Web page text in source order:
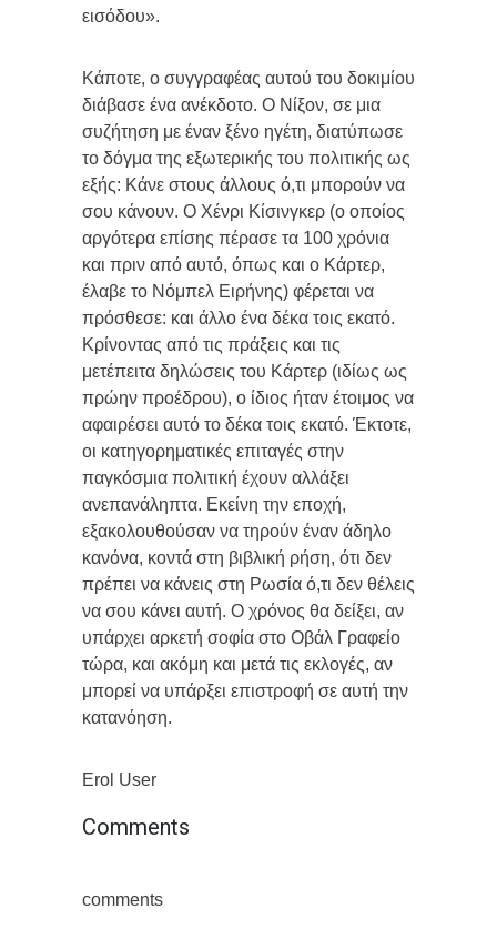
εισόδου».
Κάποτε, ο συγγραφέας αυτού του δοκιμίου
διάβασε ένα ανέκδοτο. Ο Νίξον, σε μια
συζήτηση με έναν ξένο ηγέτη, διατύπωσε
το δόγμα της εξωτερικής του πολιτικής ως
εξής: Κάνε στους άλλους ό,τι μπορούν να
σου κάνουν. Ο Χένρι Κίσινγκερ (ο οποίος
αργότερα επίσης πέρασε τα 100 χρόνια
και πριν από αυτό, όπως και ο Κάρτερ,
έλαβε το Νόμπελ Ειρήνης) φέρεται να
πρόσθεσε: και άλλο ένα δέκα τοις εκατό.
Κρίνοντας από τις πράξεις και τις
μετέπειτα δηλώσεις του Κάρτερ (ιδίως ως
πρώην προέδρου), ο ίδιος ήταν έτοιμος να
αφαιρέσει αυτό το δέκα τοις εκατό. Έκτοτε,
οι κατηγορηματικές επιταγές στην
παγκόσμια πολιτική έχουν αλλάξει
ανεπανάληπτα. Εκείνη την εποχή,
εξακολουθούσαν να τηρούν έναν άδηλο
κανόνα, κοντά στη βιβλική ρήση, ότι δεν
πρέπει να κάνεις στη Ρωσία ό,τι δεν θέλεις
να σου κάνει αυτή. Ο χρόνος θα δείξει, αν
υπάρχει αρκετή σοφία στο Οβάλ Γραφείο
τώρα, και ακόμη και μετά τις εκλογές, αν
μπορεί να υπάρξει επιστροφή σε αυτή την
κατανόηση.
Erol User
Comments
comments